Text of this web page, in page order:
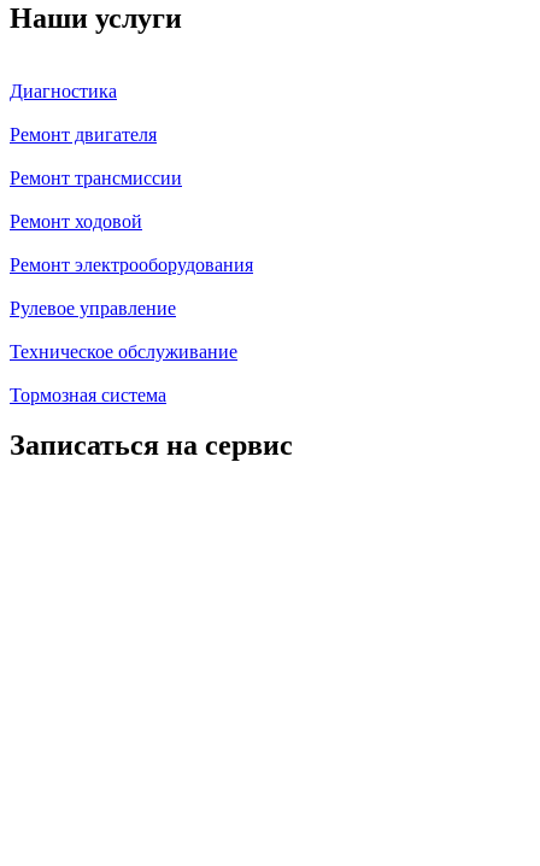
Наши услуги
Диагностика
Ремонт двигателя
Ремонт трансмиссии
Ремонт ходовой
Ремонт электрооборудования
Рулевое управление
Техническое обслуживание
Тормозная система
Записаться на сервис